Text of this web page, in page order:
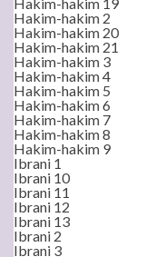
Hakim-hakim 2
Hakim-hakim 20
Hakim-hakim 21
Hakim-hakim 3
Hakim-hakim 4
Hakim-hakim 5
Hakim-hakim 6
Hakim-hakim 7
Hakim-hakim 8
Hakim-hakim 9
Ibrani 1
Ibrani 10
Ibrani 11
Ibrani 12
Ibrani 13
Ibrani 2
Ibrani 3